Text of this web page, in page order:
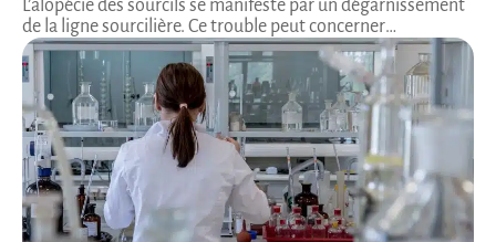
L’alopécie des sourcils se manifeste par un dégarnissement
de la ligne sourcilière. Ce trouble peut concerner…